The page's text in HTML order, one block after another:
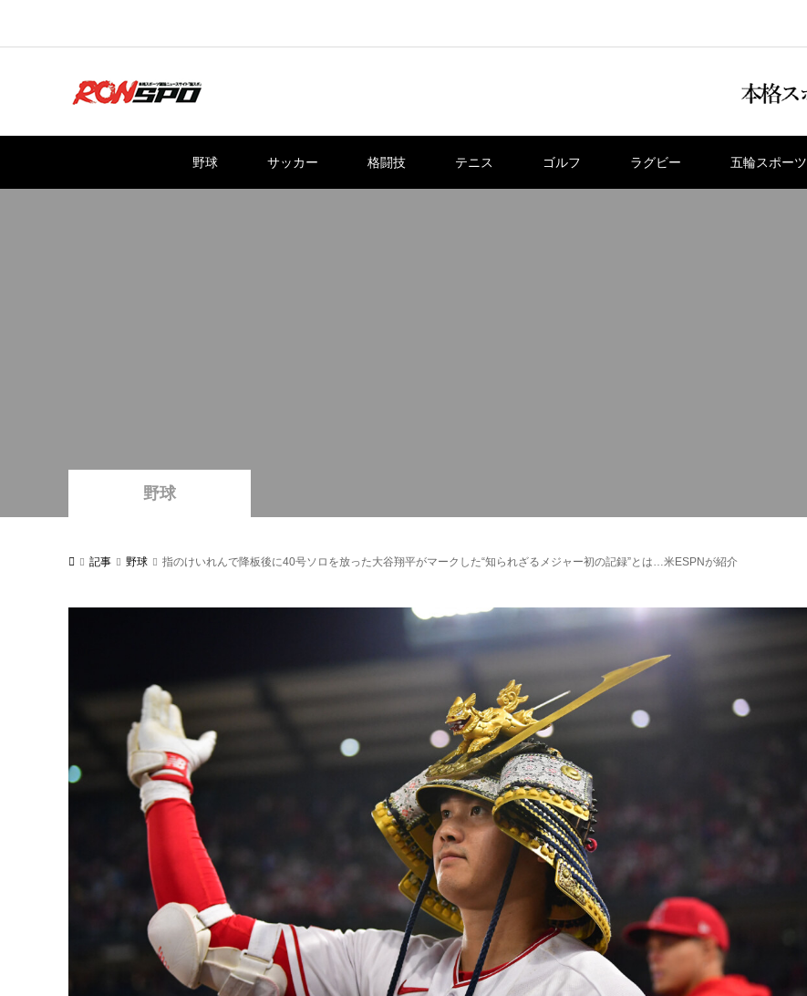
野球 サッカー 格闘技 テニス ゴルフ ラグビー 五輪スポーツ
野球
記事 野球 指のけいれんで降板後に40号ソロを放った大谷翔平がマークした“知られざるメジャー初の記録”とは…米ESPNが紹介